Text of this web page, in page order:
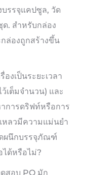
บรรจุแคปซูล, วัด
. สำหรับกล่อง
ล่องถูกสร้างขึ้น
องเป็นระยะเวลา
เต็มจำนวน) และ
การดริฟท์หรือการ
หลวมีความแม่นยำ
ผนึกบรรจุภัณฑ์
ด้หรือไม่?
สอบ PQ มัก